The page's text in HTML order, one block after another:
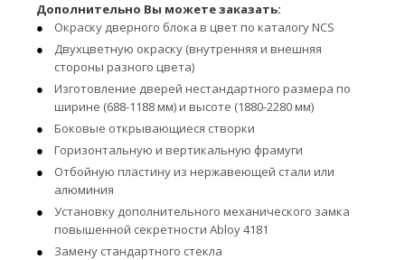
Дополнительно Вы можете заказать:
Окраску дверного блока в цвет по каталогу NCS
Двухцветную окраску (внутренняя и внешняя
стороны разного цвета)
Изготовление дверей нестандартного размера по
ширине (688-1188 мм) и высоте (1880-2280 мм)
Боковые открывающиеся створки
Горизонтальную и вертикальную фрамуги
Отбойную пластину из нержавеющей стали или
алюминия
Установку дополнительного механического замка
повышенной секретности Abloy 4181
Замену стандартного стекла